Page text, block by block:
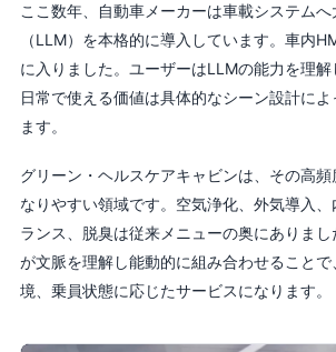
ここ数年、自動車メーカーは車載システム
（LLM）を本格的に導入しています。車内
に入りました。ユーザーはLLMの能力を理解
日常で使える価値は具体的なシーン設計に
ます。
グリーン・ヘルスケアキャビンは、その高
なりやすい領域です。空気浄化、外気導入
ランス、脱臭は従来メニューの奥にありまし
が文脈を理解し能動的に組み合わせること
境、乗員状態に応じたサービスになります。